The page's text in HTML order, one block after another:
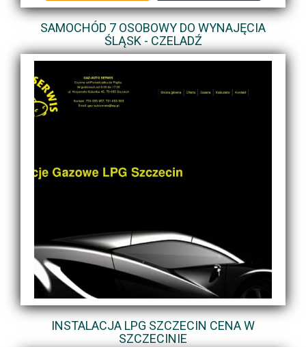
SAMOCHÓD 7 OSOBOWY DO WYNAJĘCIA
ŚLĄSK - CZELADŹ
INSTALACJA LPG SZCZECIN CENA W
SZCZECINIE